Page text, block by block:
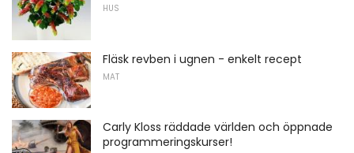
HUS
Fläsk revben i ugnen - enkelt recept
MAT
Carly Kloss räddade världen och öppnade
programmeringskurser!